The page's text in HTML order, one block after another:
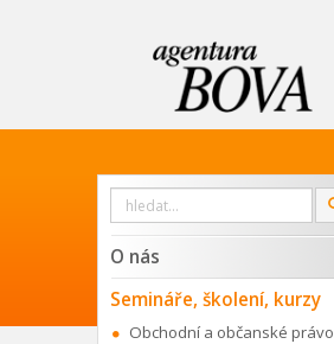
Vyhledat
webu
O nás
Semináře, školení, kurzy
Obchodní a občanské právo